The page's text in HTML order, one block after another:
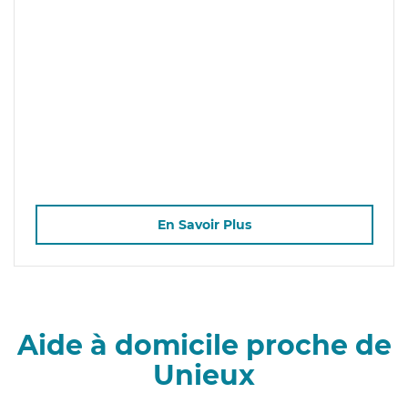
En Savoir Plus
Aide à domicile proche de
Unieux